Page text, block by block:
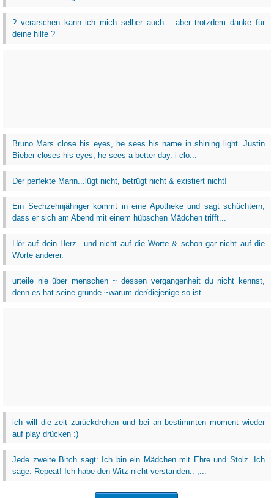
? verarschen kann ich mich selber auch... aber trotzdem danke für
deine hilfe ?
Bruno Mars close his eyes, he sees his name in shining light. Justin
Bieber closes his eyes, he sees a better day. i clo...
Der perfekte Mann...lügt nicht, betrügt nicht & existiert nicht!
Ein Sechzehnjähriger kommt in eine Apotheke und sagt schüchtern,
dass er sich am Abend mit einem hübschen Mädchen trifft...
Hör auf dein Herz...und nicht auf die Worte & schon gar nicht auf die
Worte anderer.
urteile nie über menschen ~ dessen vergangenheit du nicht kennst,
denn es hat seine gründe ~warum der/diejenige so ist...
ich will die zeit zurückdrehen und bei an bestimmten moment wieder
auf play drücken :)
Jede zweite Bitch sagt: Ich bin ein Mädchen mit Ehre und Stolz. Ich
sage: Repeat! Ich habe den Witz nicht verstanden.. ;...